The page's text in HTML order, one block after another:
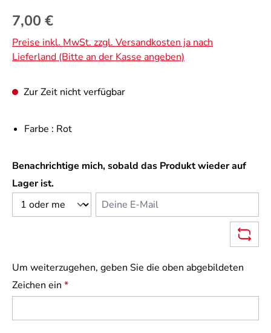
Regulärer Preis:
7,00 €
Preise inkl. MwSt. zzgl. Versandkosten ja nach
Lieferland (Bitte an der Kasse angeben)
Zur Zeit nicht verfügbar
Farbe : Rot
Benachrichtige mich, sobald das Produkt wieder auf
Lager ist.
Deine E-Mail
Um weiterzugehen, geben Sie die oben abgebildeten
Zeichen ein *